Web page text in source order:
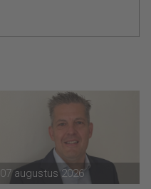
07 augustus 2026